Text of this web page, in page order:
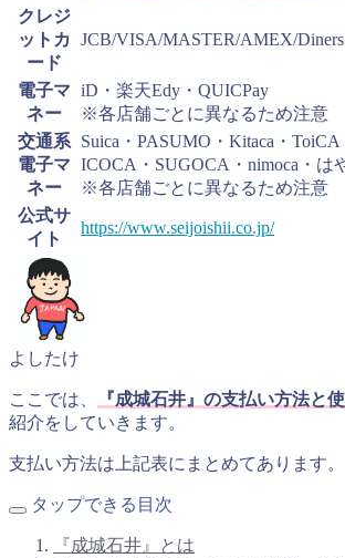
クレジ
ットカ
ード
JCB/VISA/MASTER/AMEX/Diners
電子マ
ネー
iD・楽天Edy・QUICPay
※各店舗ごとに異なるため注意
交通系
電子マ
ネー
Suica・PASUMO・Kitaca・ToiCA
ICOCA・SUGOCA・nimoca・は
※各店舗ごとに異なるため注意
公式サ
イト
https://www.seijoishii.co.jp/
よしたけ
ここでは、 『成城石井』の支払い方法と
紹介をしていきます。
支払い方法は上記表にまとめてあります。
タップできる目次
『成城石井』とは